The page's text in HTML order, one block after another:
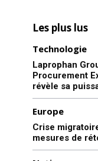
Les plus lus
Technologie
Laprophan
Procurement
révèle sa
Europe
Crise
mesures de